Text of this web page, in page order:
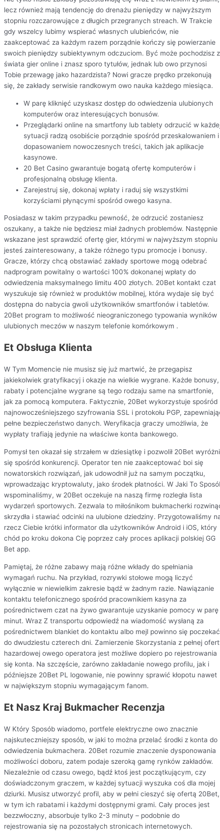
lecz również mają tendencję do drenażu pieniędzy w najwyższym
stopniu rozczarowujące z długich przegranych streach. W Trakcie
gdy wszelcy lubimy wspierać własnych ulubieńców, nie
zaakceptować za każdym razem porządnie kończy się powierzanie
swoich pieniędzy subiektywnym odczuciom. Być może pochodzisz
świata gier online i znasz sporo tytułów, jednak lub owo przynosi
Tobie przewagę jako hazardzista? Nowi gracze prędko przekonują
się, że zakłady serwisie randkowym owo nauka każdego miesiąca.
W parę kliknięć uzyskasz dostęp do odwiedzenia ulubionych
komputerów oraz interesujących bonusów.
Przeglądarki online na smartfony lub tablety odrzucić w
sytuacji radzą osobiście porządnie spośród przeskalowaniem i
dopasowaniem nowoczesnych treści, takich jak aplikacje
kasynowe.
20 Bet Casino gwarantuje bogatą ofertę komputerów i
profesjonalną obsługę klienta.
Zarejestruj się, dokonaj wpłaty i raduj się wszystkimi
korzyściami płynącymi spośród owego kasyna.
Posiadasz w takim przypadku pewność, że odrzucić zostaniesz
oszukany, a także nie będziesz miał żadnych problemów. Następnie
wskazane jest sprawdzić ofertę gier, którymi w najwyższym stopniu
jesteś zainteresowany, a także różnego typu promocje i bonusy.
Gracze, którzy chcą obstawiać zakłady sportowe mogą odebrać
nadprogram powitalny o wartości 100% dokonanej wpłaty do
odwiedzenia maksymalnego limitu 400 złotych. 20Bet kontakt czat
wyszukuje się również w produktów mobilnej, która wydaje się być
dostępna do nabycia gwoli użytkowników smartfonów i tabletów.
20Bet program to możliwość nieograniczonego typowania wyników
ulubionych meczów w naszym telefonie komórkowym .
Et Obsługa Klienta
W Tym Momencie nie musisz się już martwić, że przegapisz
jakiekolwiek gratyfikacyj i okazje na wielkie wygrane. Każde bonusy,
rabaty i potencjalne wygrane są tego rodzaju same na smartfonie,
jak za pomocą komputera. Faktycznie, 20Bet wykorzystuje spośród
najnowocześniejszego szyfrowania SSL i protokołu PGP,
pełne bezpieczeństwo danych. Weryfikacja graczy umożliwia, że
wypłaty trafiają jedynie na właściwe konta bankowego.
Pomysł ten okazał się strzałem w dziesiątkę i pozwolił 20Bet
się spośród konkurencji. Operator ten nie zaakceptować boi się
nowatorskich rozwiązań, jak udowodnił już na samym początku,
wprowadzając kryptowaluty, jako środek płatności. W Jaki To
wspominaliśmy, w 20Bet oczekuje na naszą firmę rozległa lista
wydarzeń sportowych. Zezwala to miłośnikom bukmacherki
skrzydła i stawiać odcinki na ulubione dziedziny. Przygotowaliśmy
rzecz Ciebie krótki informator dla użytkowników Android i iOS, który
chód po kroku dokona Cię poprzez cały proces aplikacji polskiej GG
Bet app.
Pamiętaj, że różne zabawy mają różne wkłady do spełniania
wymagań ruchu. Na przykład, rozrywki stołowe mogą liczyć
wyłącznie w niewielkim zakresie bądź w żadnym razie. Nawiązanie
kontaktu telefonicznego spośród pracownikiem kasyna za
pośrednictwem czat na żywo gwarantuje uzyskanie pomocy w parę
minut. Wraz Z transportu odpowiedź na wiadomość wysłaną za
pośrednictwem blankiet do kontaktu albo mejl powinno się poczekać
do dwudziestu czterech dni. Zamierzenie Skorzystania z pełnej
hazardowej owego operatora jest możliwe dopiero po rejestrowania
się konta. Na szczęście, zarówno zakładanie nowego profilu, jak i
późniejsze 20Bet PL logowanie, nie powinny sprawić kłopotu nawet
w największym stopniu wymagającym fanom.
Et Nasz Kraj Bukmacher Recenzja
W Który Sposób wiadomo, portfele elektryczne owo znacznie
najskuteczniejszy sposób, w jaki to można przelać środki z konta do
odwiedzenia bukmachera. 20Bet rozumie znaczenie dysponowania
możliwości doboru, zatem podaje szeroką gamę rynków zakładów.
Niezależnie od czasu owego, bądź ktoś jest początkującym, czy
doświadczonym graczem, w każdej sytuacji wyszuka coś dla mojej
dziurki. Musisz utworzyć profil, aby w pełni cieszyć się ofertą 20Bet,
w tym ich rabatami i każdymi dostępnymi grami. Cały proces jest
bezzwłoczny, absorbuje tylko 2-3 minuty – podobnie do
rejestrowania się na pozostałych stronicach internetowych.